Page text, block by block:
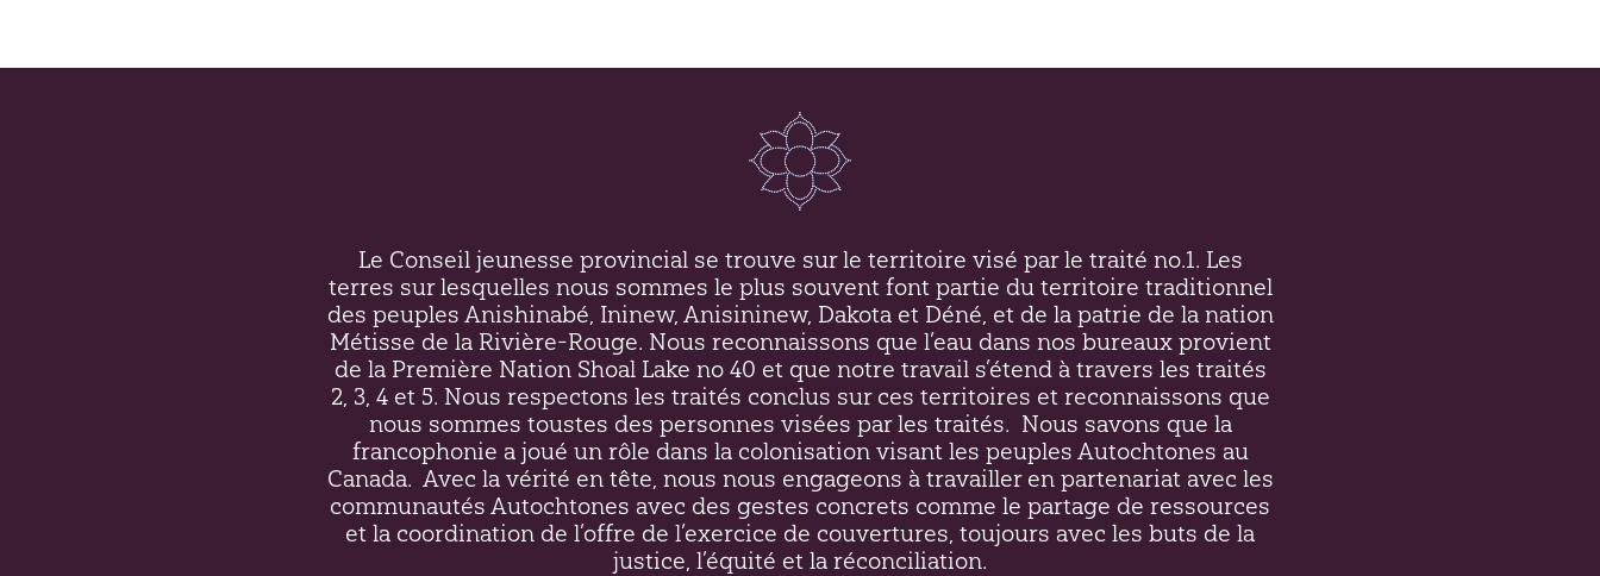
Le Conseil jeunesse provincial se trouve sur le territoire visé par le traité no.1. Les
terres sur lesquelles nous sommes le plus souvent font partie du territoire traditionnel
des peuples Anishinabé, Ininew, Anisininew, Dakota et Déné, et de la patrie de la nation
Métisse de la Rivière-Rouge. Nous reconnaissons que l’eau dans nos bureaux provient
de la Première Nation Shoal Lake no 40 et que notre travail s’étend à travers les traités
2, 3, 4 et 5. Nous respectons les traités conclus sur ces territoires et reconnaissons que
nous sommes toustes des personnes visées par les traités. Nous savons que la
francophonie a joué un rôle dans la colonisation visant les peuples Autochtones au
Canada. Avec la vérité en tête, nous nous engageons à travailler en partenariat avec les
communautés Autochtones avec des gestes concrets comme le partage de ressources
et la coordination de l’offre de l’exercice de couvertures, toujours avec les buts de la
justice, l’équité et la réconciliation.